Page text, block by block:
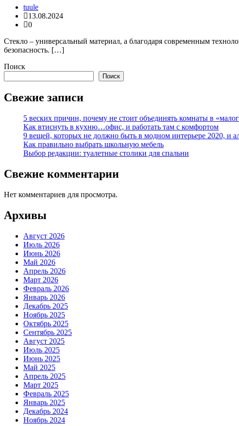
tuule
13.08.2024
0
Стекло – универсальный материал, а благодаря современным
безопасность. […]
Поиск
Поиск
Свежие записи
5 веских причин, почему не стоит объединять комнаты в
Как втиснуть в кухню…офис, и работать там с комфортом
9 вещей, которых не должно быть в модном интерьере 2020, и
Как правильно выбрать школьную мебель
Выбор редакции: туалетные столики для спальни
Свежие комментарии
Нет комментариев для просмотра.
Архивы
Август 2026
Июль 2026
Июнь 2026
Май 2026
Апрель 2026
Март 2026
Февраль 2026
Январь 2026
Декабрь 2025
Ноябрь 2025
Октябрь 2025
Сентябрь 2025
Август 2025
Июль 2025
Июнь 2025
Май 2025
Апрель 2025
Март 2025
Февраль 2025
Январь 2025
Декабрь 2024
Ноябрь 2024